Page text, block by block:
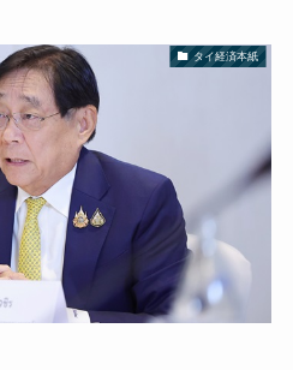
タイ経済本紙